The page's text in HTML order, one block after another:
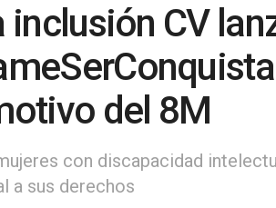
inclusión CV
del 8M
con discapacidad
a sus derechos